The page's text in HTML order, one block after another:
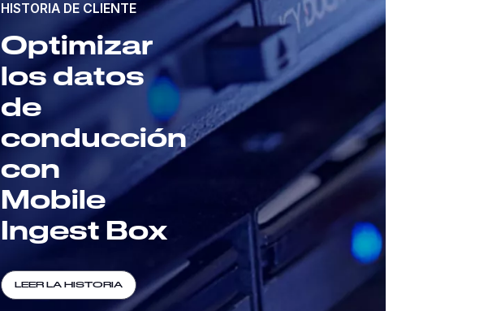
HISTORIA DE CLIENTE
Optimizar
los datos
de
conducción
con
Mobile
Ingest Box
LEER LA HISTORIA